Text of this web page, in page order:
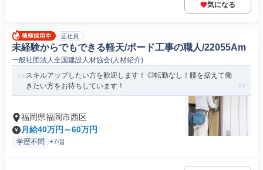
気になる
正社員
未経験からでもできる軽天/ボード工事の職人/22055Am
一般社団法人全国建設人材協会(人材紹介)
スキルアップしたい方を歓迎します！ ◎転勤なし！腰を据えて働
きたい方をお待ちしています！
福岡県福岡市西区
月給40万円～60万円
学歴不問 +7個